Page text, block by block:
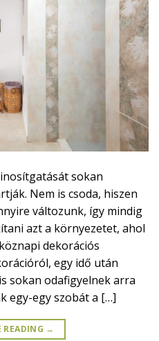
sokan
Nem is csoda, hiszen
változunk, így mindig
azt a környezetet, ahol
dekorációs
egy idő után
sokan odafigyelnek arra
egy-egy szobát a […]
READING →